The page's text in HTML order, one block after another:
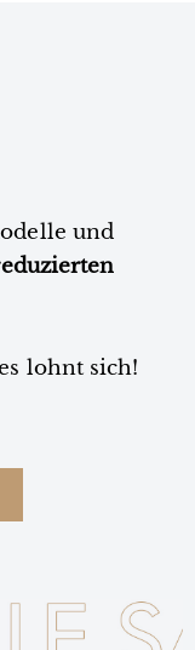
und
lohnt sich!